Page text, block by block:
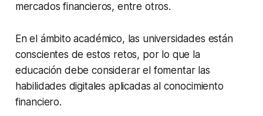
mercados financieros, entre otros.
En el ámbito académico, las universidades están
conscientes de estos retos, por lo que la
educación debe considerar el fomentar las
habilidades digitales aplicadas al conocimiento
financiero.